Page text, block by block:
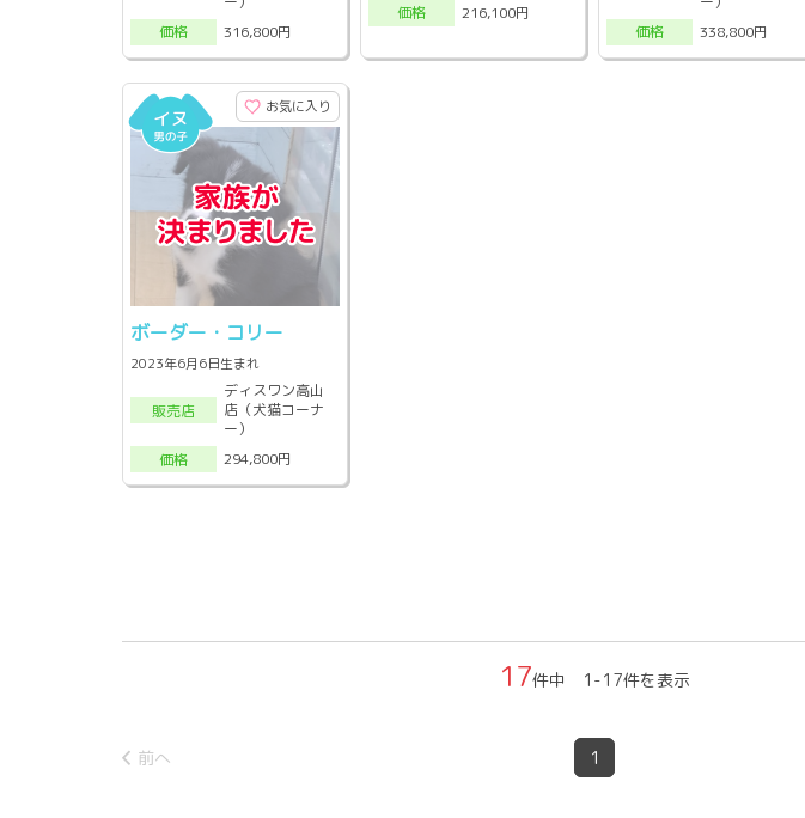
価格
316,800円
価格
216,100円
価格
338,800円
お気に入り
ボーダー・コリー
2023年6月6日生まれ
販売店
ディスワン高山
店（犬猫コーナ
ー）
価格
294,800円
17件中 1-17件を表示
前へ 1